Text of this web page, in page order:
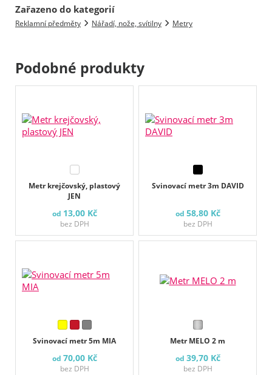
Zařazeno do kategorií
Reklamní předměty Nářadí, nože, svítilny Metry
Podobné produkty
Metr krejčovský, plastový
JEN
od 13,00 Kč
bez DPH
Svinovací metr 3m DAVID
od 58,80 Kč
bez DPH
Svinovací metr 5m MIA
od 70,00 Kč
bez DPH
Metr MELO 2 m
od 39,70 Kč
bez DPH